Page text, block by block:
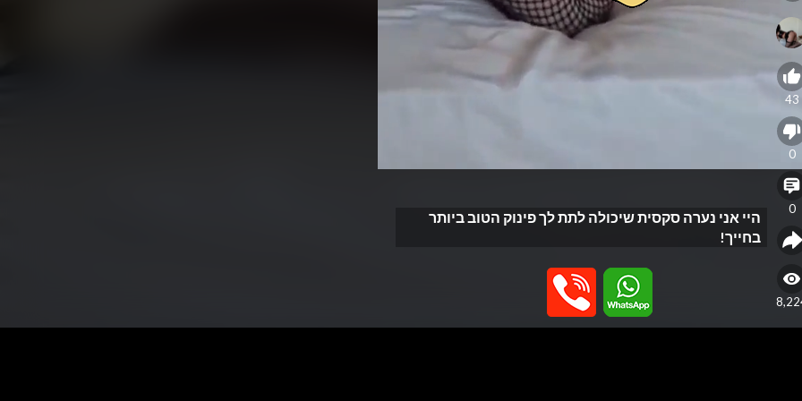
היי אני נערה סקסית שיכולה לתת לך פינוק הטוב ביותר
בחייך!
43
0
0